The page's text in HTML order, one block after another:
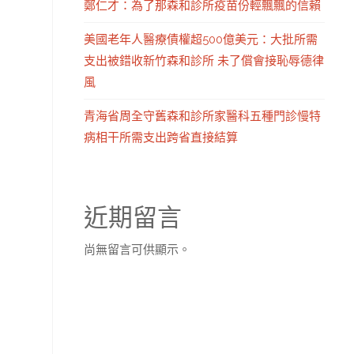
鄭仁才：為了那森和診所疫苗份輕飄飄的信賴
美國老年人醫療債權超500億美元：大批所需
支出被錯收新竹森和診所 未了償會接恥辱德律
風
青海省周全守舊森和診所家醫科五種門診慢特
病相干所需支出跨省直接結算
近期留言
尚無留言可供顯示。